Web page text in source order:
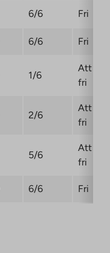
6/6 Fri
6/6 Fri
1/6
Att bli
fri
2/6
Att bli
fri
5/6
Att bli
fri
6/6 Fri